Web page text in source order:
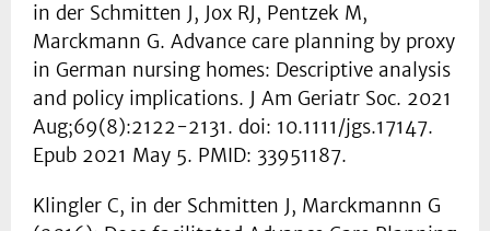
in der Schmitten J, Jox RJ, Pentzek M,
Marckmann G. Advance care planning by proxy
in German nursing homes: Descriptive analysis
and policy implications. J Am Geriatr Soc. 2021
Aug;69(8):2122-2131. doi: 10.1111/jgs.17147.
Epub 2021 May 5. PMID: 33951187.
Klingler C, in der Schmitten J, Marckmannn G